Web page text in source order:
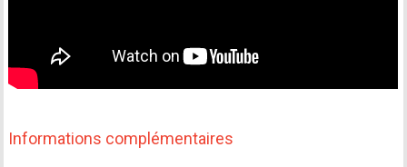
Informations complémentaires